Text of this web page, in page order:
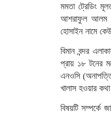
মমতা ট্রেডিং
আশরাফুল আলম
হোসাইন নামে
বিমান বন্দর
প্রায় ১৮ টনের
এনওসি
খালাস হওয়ার
বিষয়টি সম্পর্কে